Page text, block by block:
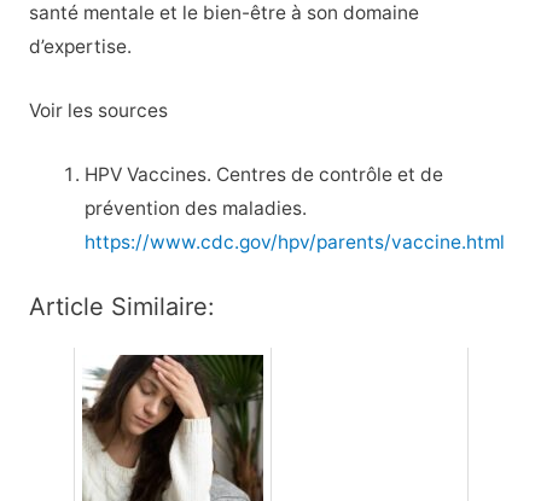
santé mentale et le bien-être à son domaine
d’expertise.
Voir les sources
HPV Vaccines. Centres de contrôle et de
prévention des maladies.
https://www.cdc.gov/hpv/parents/vaccine.html
Article Similaire: